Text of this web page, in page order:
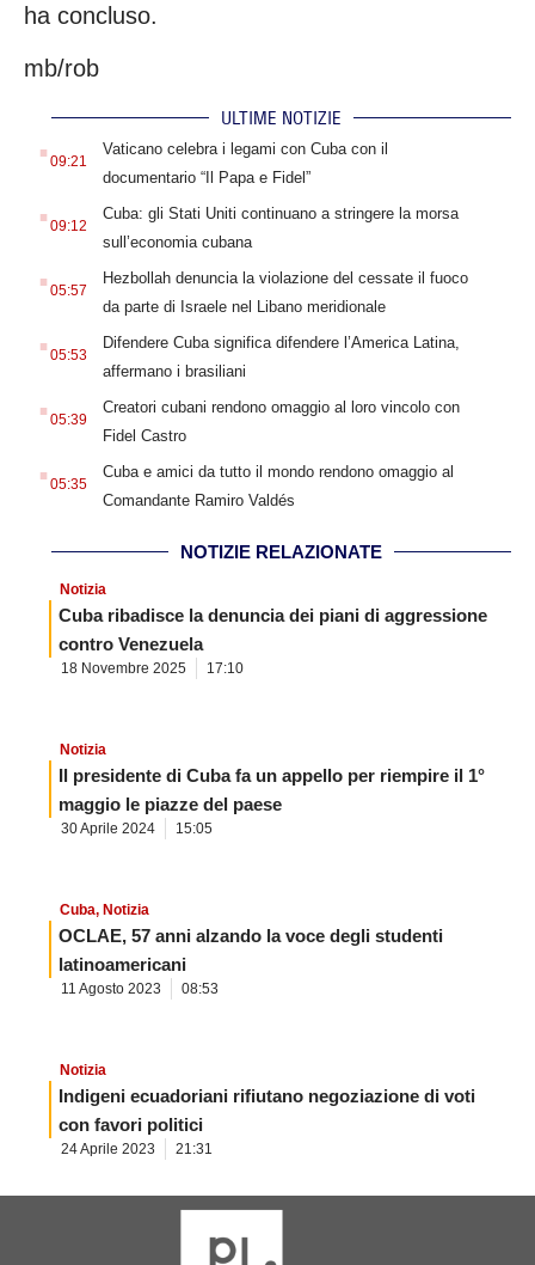
ha concluso.
mb/rob
ULTIME NOTIZIE
. 09:21
Vaticano celebra i legami con Cuba con il
documentario “Il Papa e Fidel”
. 09:12
Cuba: gli Stati Uniti continuano a stringere la morsa
sull’economia cubana
. 05:57
Hezbollah denuncia la violazione del cessate il fuoco
da parte di Israele nel Libano meridionale
. 05:53
Difendere Cuba significa difendere l’America Latina,
affermano i brasiliani
. 05:39
Creatori cubani rendono omaggio al loro vincolo con
Fidel Castro
. 05:35
Cuba e amici da tutto il mondo rendono omaggio al
Comandante Ramiro Valdés
NOTIZIE RELAZIONATE
Notizia
Cuba ribadisce la denuncia dei piani di aggressione
contro Venezuela
18 Novembre 2025 17:10
Notizia
Il presidente di Cuba fa un appello per riempire il 1°
maggio le piazze del paese
30 Aprile 2024 15:05
Cuba, Notizia
OCLAE, 57 anni alzando la voce degli studenti
latinoamericani
11 Agosto 2023 08:53
Notizia
Indigeni ecuadoriani rifiutano negoziazione di voti
con favori politici
24 Aprile 2023 21:31